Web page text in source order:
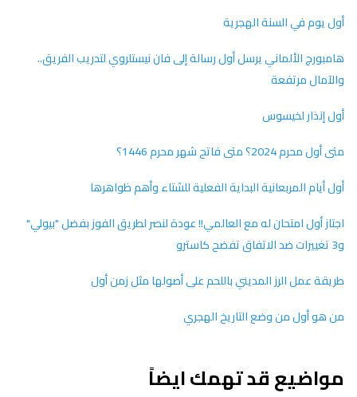
في السنة الهجرية
الألماني يرسل أول رسالة إلى فان نيستلروي لتدريب الفريق..
مرتفعة
لخيسوس
متى فاتح شهر محرم 1446؟
المربعانية البداية الفعلية للشتاء وأهم ظواهرها
أول امتحان له مع العالمي!! عودة لنصر لطريق الفوز بفضل "بيولي"
عمل الرز المديني باللحم على أصولها مثل زمن أول
أول من وضع التاريخ الهجري
قد تهمك ايضاً